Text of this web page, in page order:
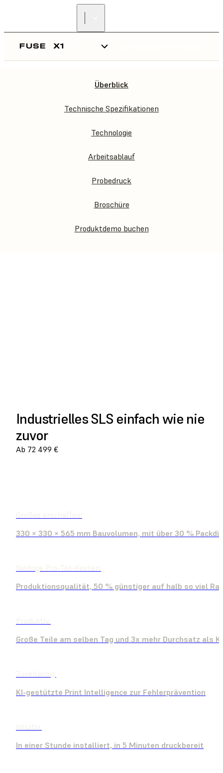
FUSE X1
Überblick
Technische Spezifikationen
Technologie
Arbeitsablauf
Probedruck
Broschüre
Produktdemo buchen
Industrielles SLS einfach wie nie
zuvor
Ab 72 499 €
Großes erschaffen:
330 × 330 × 565 mm Bauvolumen, mit über 30 %
Niedrige Pro-Teil-Kosten:
Produktionsqualität, 50 % günstiger auf halb so viel
Produktiv:
Große Teile am selben Tag und 3x mehr Durchsatz als
Zuverlässig:
KI-gestützte Print Intelligence zur Fehlerprävention
Intuitiv:
In einer Stunde installiert, in 5 Minuten druckbereit
FUSE X1